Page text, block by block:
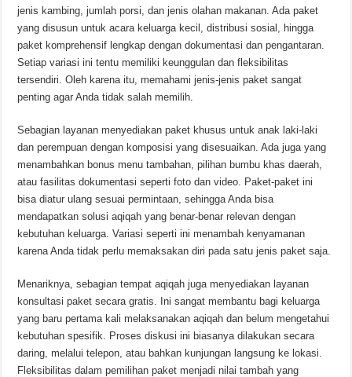
jenis kambing, jumlah porsi, dan jenis olahan makanan. Ada paket
yang disusun untuk acara keluarga kecil, distribusi sosial, hingga
paket komprehensif lengkap dengan dokumentasi dan pengantaran.
Setiap variasi ini tentu memiliki keunggulan dan fleksibilitas
tersendiri. Oleh karena itu, memahami jenis-jenis paket sangat
penting agar Anda tidak salah memilih.
Sebagian layanan menyediakan paket khusus untuk anak laki-laki
dan perempuan dengan komposisi yang disesuaikan. Ada juga yang
menambahkan bonus menu tambahan, pilihan bumbu khas daerah,
atau fasilitas dokumentasi seperti foto dan video. Paket-paket ini
bisa diatur ulang sesuai permintaan, sehingga Anda bisa
mendapatkan solusi aqiqah yang benar-benar relevan dengan
kebutuhan keluarga. Variasi seperti ini menambah kenyamanan
karena Anda tidak perlu memaksakan diri pada satu jenis paket saja.
Menariknya, sebagian tempat aqiqah juga menyediakan layanan
konsultasi paket secara gratis. Ini sangat membantu bagi keluarga
yang baru pertama kali melaksanakan aqiqah dan belum mengetahui
kebutuhan spesifik. Proses diskusi ini biasanya dilakukan secara
daring, melalui telepon, atau bahkan kunjungan langsung ke lokasi.
Fleksibilitas dalam pemilihan paket menjadi nilai tambah yang